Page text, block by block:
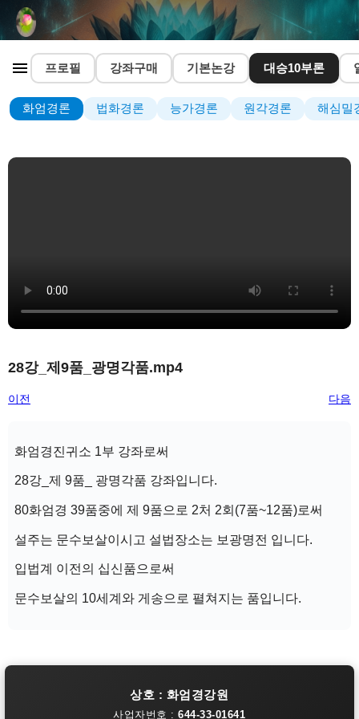
프로필 강좌구매 기본논강 대승10부론
화엄경론 법화경론 능가경론 원각경론 해심밀
28강_제9품_광명각품.mp4
이전 다음
화엄경진귀소 1부 강좌로써
28강_제 9품_ 광명각품 강좌입니다.
80화엄경 39품중에 제 9품으로 2처 2회(7품~12품)로써
설주는 문수보살이시고 설법장소는 보광명전 입니다.
입법계 이전의 십신품으로써
문수보살의 10세계와 게송으로 펼쳐지는 품입니다.
상호 : 화엄경강원
사업자번호 :644-33-01641